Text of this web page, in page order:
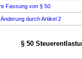
Fassung von § 50
durch Artikel 2
§ 50